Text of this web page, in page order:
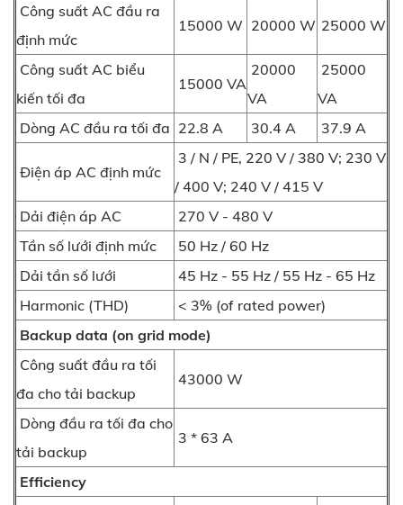
Công suất AC đầu ra
định mức
15000 W 20000 W 25000 W
Công suất AC biểu
kiến tối đa
15000 VA
20000
VA
25000
VA
Dòng AC đầu ra tối đa 22.8 A 30.4 A 37.9 A
Điện áp AC định mức
3 / N / PE, 220 V / 380 V; 230 V
/ 400 V; 240 V / 415 V
Dải điện áp AC
270 V - 480 V
Tần số lưới định mức
50 Hz / 60 Hz
Dải tần số lưới
45 Hz - 55 Hz / 55 Hz - 65 Hz
Harmonic (THD)
< 3% (of rated power)
Backup data (on grid mode)
Công suất đầu ra tối
đa cho tải backup
43000 W
Dòng đầu ra tối đa cho
tải backup
3 * 63 A
Efficiency